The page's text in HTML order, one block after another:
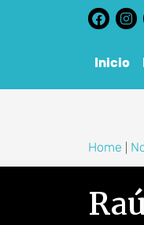
Inicio
Home